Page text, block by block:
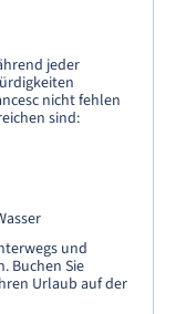
jeder
nicht fehlen
sind:
und
Buchen Sie
Urlaub auf der